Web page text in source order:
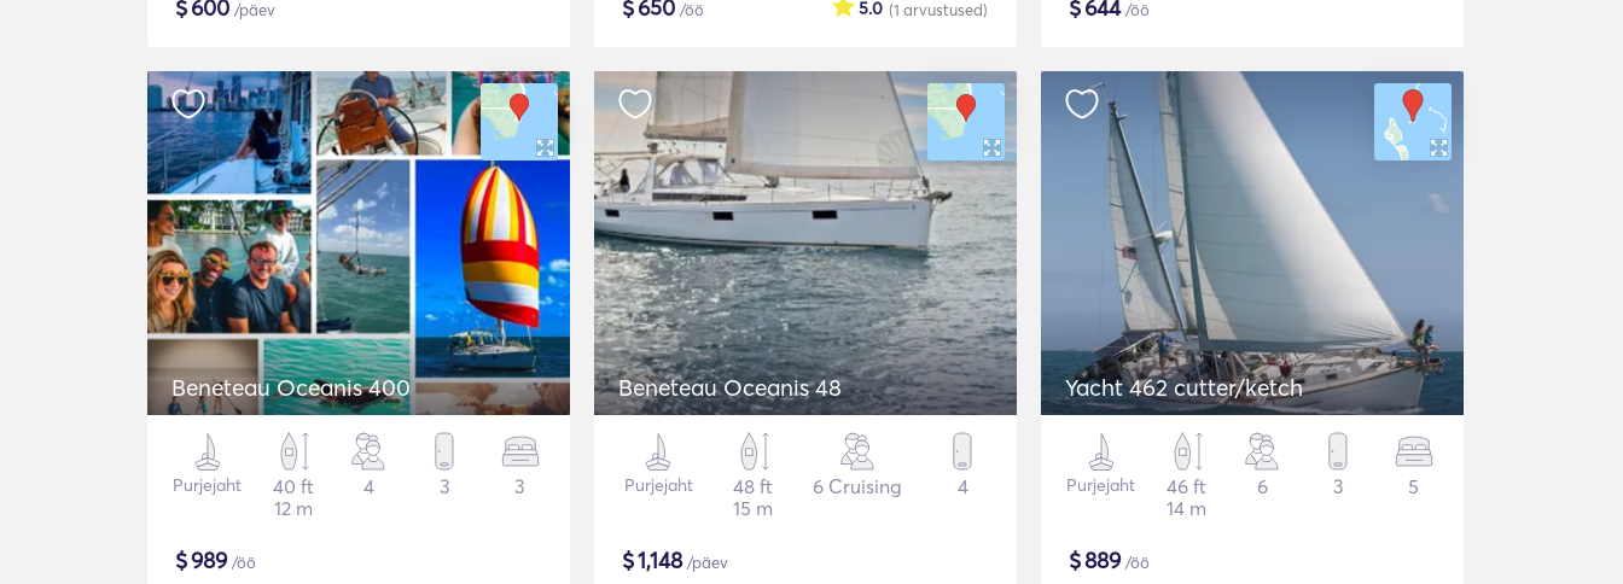
$600 /päev $650 /öö (1 arvustused)
5.0 $644/öö
Beneteau Oceanis 400
Purjejaht
40 ft
12 m
4 3 3
$989/öö
Beneteau Oceanis 48
Purjejaht
48 ft
15 m
6 Cruising 4
$1,148/päev
Yacht 462 cutter/ketch
Purjejaht
46 ft
14 m
6 3 5
$889/öö